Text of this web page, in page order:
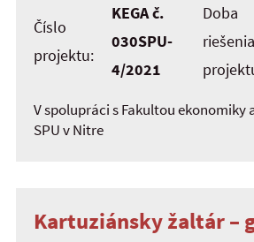
Číslo
projektu:
KEGA č.
030SPU-
4/2021
Doba
riešenia
V spolupráci s Fakultou ekonomiky
SPU v Nitre
Kartuziánsky žaltár –